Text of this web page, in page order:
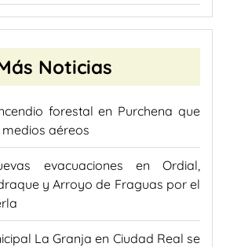
Noticias
forestal en Purchena que
aéreos
evacuaciones en Ordial,
y Arroyo de Fraguas por el
La Granja en Ciudad Real se